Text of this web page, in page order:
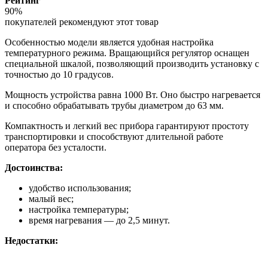
90%
покупателей рекомендуют этот товар
Особенностью модели является удобная настройка
температурного режима. Вращающийся регулятор оснащен
специальной шкалой, позволяющий производить установку с
точностью до 10 градусов.
Мощность устройства равна 1000 Вт. Оно быстро нагревается
и способно обрабатывать трубы диаметром до 63 мм.
Компактность и легкий вес прибора гарантируют простоту
транспортировки и способствуют длительной работе
оператора без усталости.
Достоинства:
удобство использования;
малый вес;
настройка температуры;
время нагревания — до 2,5 минут.
Недостатки: